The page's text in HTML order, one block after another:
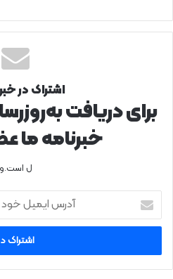
اشتراک در
برای دریافت
خبرنامه ما
ل است.و
آدرس
ایمیل
خود
وارد
کنید